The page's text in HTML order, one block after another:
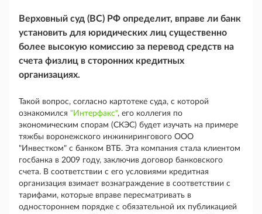
Верховный суд (ВС) РФ определит, вправе ли банк
установить для юридических лиц существенно
более высокую комиссию за перевод средств на
счета физлиц в сторонних кредитных
организациях.
Такой вопрос, согласно картотеке суда, с которой
ознакомился "Интерфакс", его коллегия по
экономическим спорам (СКЭС) будет изучать на примере
тяжбы воронежского инжинирингового ООО
"Инвестком" с банком ВТБ. Эта компания стала клиентом
госбанка в 2009 году, заключив договор банковского
счета. В соответствии с его условиями кредитная
организация взимает вознаграждение в соответствии с
тарифами, которые вправе пересматривать в
одностороннем порядке с обязательной их публикацией